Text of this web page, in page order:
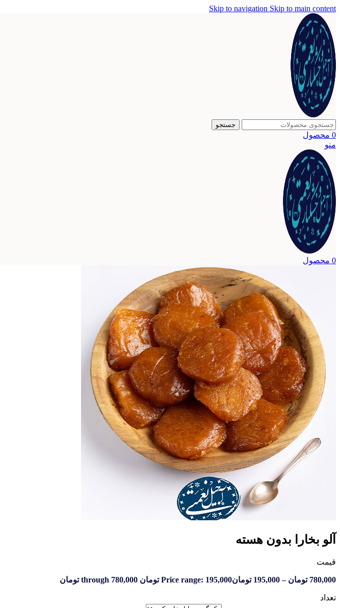
Skip to navigation Skip to main content
جستجو
0 محصول
منو
0 محصول
آلو بخارا بدون هسته
قیمت
780,000 تومان –
195,000 تومانPrice range: 195,000 تومان through 780,000 تومان
تعداد